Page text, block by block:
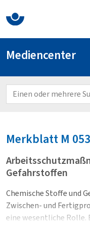
Mediencenter
Merkblatt M 053
Gefahrstoffen
Chemische Stoffe und
Zwischen- und
eine wesentliche Rolle.